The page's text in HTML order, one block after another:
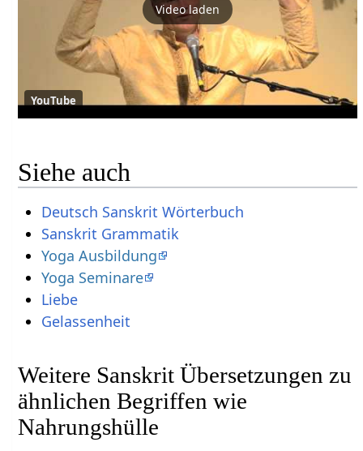
Video laden
YouTube
Siehe auch
Deutsch Sanskrit Wörterbuch
Sanskrit Grammatik
Yoga Ausbildung
Yoga Seminare
Liebe
Gelassenheit
Weitere Sanskrit Übersetzungen zu
ähnlichen Begriffen wie
Nahrungshülle